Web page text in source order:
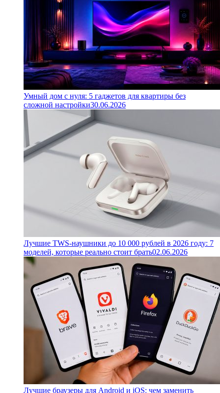
Умный дом с нуля: 5 гаджетов для квартиры без
сложной настройки30.06.2026
Лучшие TWS-наушники до 10 000 рублей в 2026 году: 7
моделей, которые реально стоит брать02.06.2026
Лучшие браузеры для Android и iOS: чем заменить